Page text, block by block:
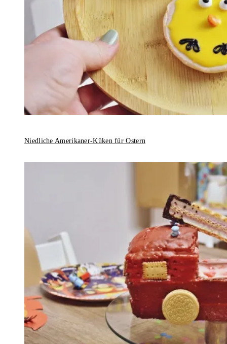
Niedliche Amerikaner-Küken für Ostern